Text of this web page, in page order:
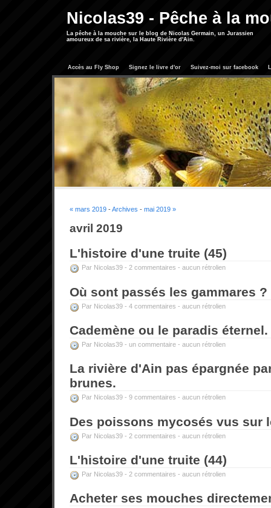
Nicolas39 - Pêche à la
La pêche à la mouche sur le blog de Nicolas Germain, un Jurassien
amoureux de sa rivière, la Haute Rivière d'Ain.
Accès au Fly Shop Signez le livre d'or Suivez-moi sur facebook
« mars 2019 -Archives - mai 2019 »
avril 2019
L'histoire d'une truite (45)
Par Nicolas39 - 2 commentaires - aucun rétrolien
Où sont passés les gammares ?
Par Nicolas39 - 4 commentaires - aucun rétrolien
Cademène ou le paradis éternel.
Par Nicolas39 - un commentaire - aucun rétrolien
La rivière d'Ain pas épargnée
brunes.
Par Nicolas39 - 9 commentaires - aucun rétrolien
Des poissons mycosés vus sur
Par Nicolas39 - 2 commentaires - aucun rétrolien
L'histoire d'une truite (44)
Par Nicolas39 - 2 commentaires - aucun rétrolien
Acheter ses mouches